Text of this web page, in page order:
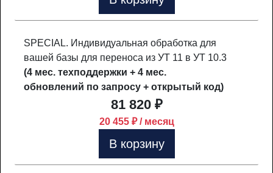
SPECIAL. Индивидуальная обработка для
вашей базы для переноса из УТ 11 в УТ 10.3
(4 мес. техподдержки + 4 мес.
обновлений по запросу + открытый код)
81 820 ₽
20 455 ₽ / месяц
В корзину